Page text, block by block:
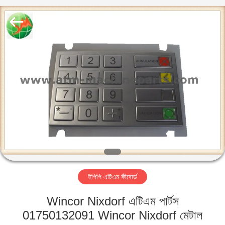
কারখানা
International
Trade
Co.,Ltd..
Rights
Reserved.
ইপিপি এটিএম কীবোর্ড
Wincor Nixdorf এটিএম পার্টস
01750132091 Wincor Nixdorf মেটাল